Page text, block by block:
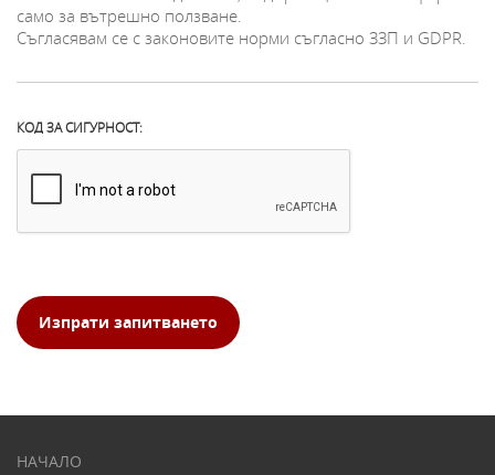
само за вътрешно ползване.
Съгласявам се с законовите норми съгласно ЗЗП и GDPR.
КОД ЗА СИГУРНОСТ:
Изпрати запитването
НАЧАЛО